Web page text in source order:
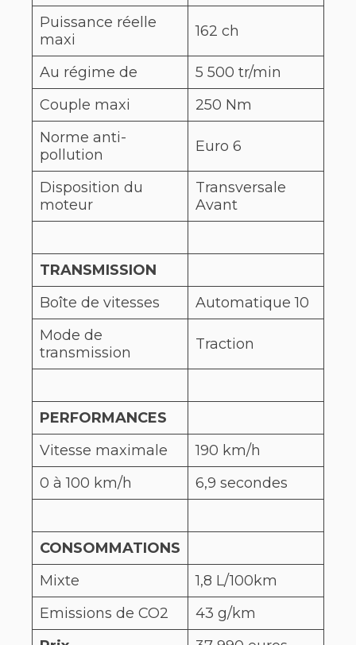
Puissance réelle
maxi
162 ch
Au régime de
5 500 tr/min
Couple maxi
250 Nm
Norme anti-
pollution
Euro 6
Disposition du
moteur
Transversale
Avant
TRANSMISSION
Boîte de vitesses
Automatique 10
Mode de
transmission
Traction
PERFORMANCES
Vitesse maximale
190 km/h
0 à 100 km/h
6,9 secondes
CONSOMMATIONS
Mixte
1,8 L/100km
Emissions de CO2
43 g/km